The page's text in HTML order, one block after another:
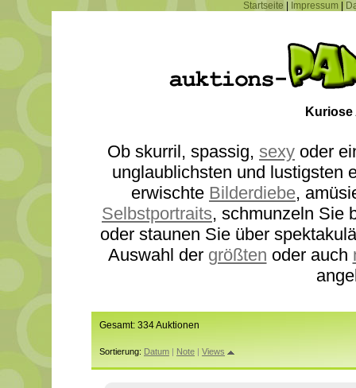
Startseite Impressum
Ob skurril, spassig, sexy oder
unglaublichsten und lustigsten
erwischte Bilderdiebe,
Selbstportraits, schmunzeln Sie
oder staunen Sie über
Auswahl der größten oder auch
Gesamt: 334 Auktionen
Sortierung: Datum | Note | Views